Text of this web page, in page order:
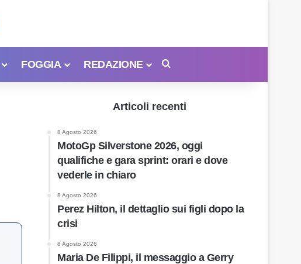
FOGGIA REDAZIONE
Articoli recenti
8 Agosto 2026
MotoGp Silverstone 2026, oggi
qualifiche e gara sprint: orari e dove
vederle in chiaro
8 Agosto 2026
Perez Hilton, il dettaglio sui figli dopo la
crisi
8 Agosto 2026
Maria De Filippi, il messaggio a Gerry